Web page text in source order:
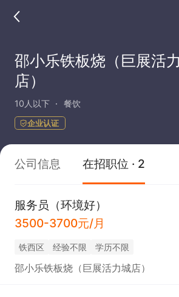
邵小乐铁板烧（巨展活
店）
10人以下 餐饮
企业认证
公司信息 在招职位 · 2
服务员（环境好）
3500-3700元/月
铁西区 经验不限 学历不限
邵小乐铁板烧（巨展活力城店）